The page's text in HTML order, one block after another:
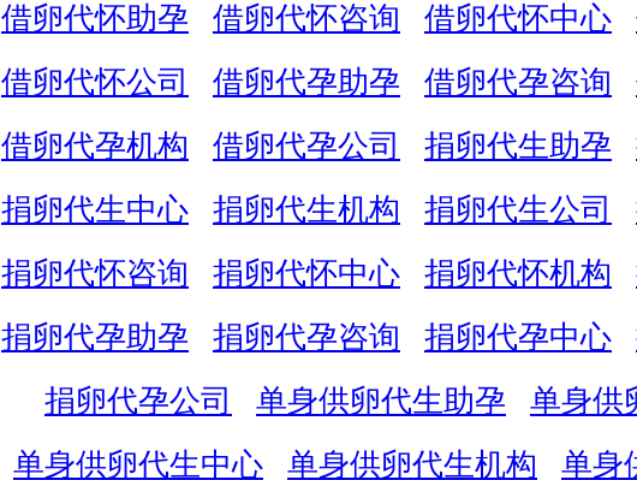
借卵代怀助孕
借卵代怀咨询 借卵代怀中心
借卵代怀公司
借卵代孕助孕 借卵代孕咨询
借卵代孕机构
借卵代孕公司 捐卵代生助孕
捐卵代生中心
捐卵代生机构 捐卵代生公司
捐卵代怀咨询
捐卵代怀中心 捐卵代怀机构
捐卵代孕助孕
捐卵代孕咨询 捐卵代孕中心
捐卵代孕公司
单身供卵代生助孕
单身供
单身供卵代生中心
单身供卵代生机构
单身